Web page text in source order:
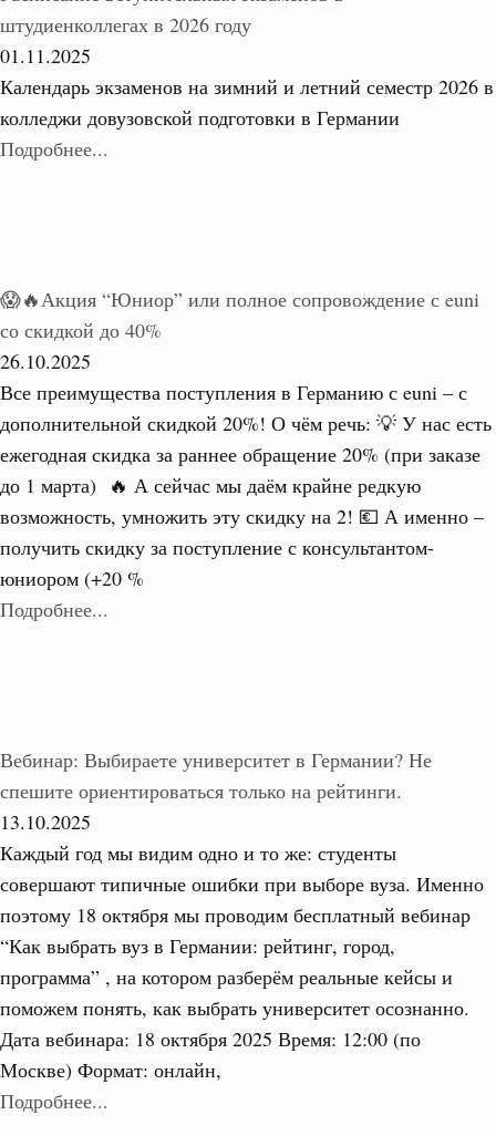
штудиенколлегах в 2026 году
01.11.2025
Календарь экзаменов на зимний и летний семестр 2026 в
колледжи довузовской подготовки в Германии
Подробнее...
😱🔥Акция “Юниор” или полное сопровождение с euni
со скидкой до 40%
26.10.2025
Все преимущества поступления в Германию с euni – с
дополнительной скидкой 20%! О чём речь: 💡 У нас есть
ежегодная скидка за раннее обращение 20% (при заказе
до 1 марта) 🔥 А сейчас мы даём крайне редкую
возможность, умножить эту скидку на 2! 💶 А именно –
получить скидку за поступление с консультантом-
юниором (+20 %
Подробнее...
Вебинар: Выбираете университет в Германии? Не
спешите ориентироваться только на рейтинги.
13.10.2025
Каждый год мы видим одно и то же: студенты
совершают типичные ошибки при выборе вуза. Именно
поэтому 18 октября мы проводим бесплатный вебинар
“Как выбрать вуз в Германии: рейтинг, город,
программа” , на котором разберём реальные кейсы и
поможем понять, как выбрать университет осознанно.
Дата вебинара: 18 октября 2025 Время: 12:00 (по
Москве) Формат: онлайн,
Подробнее...